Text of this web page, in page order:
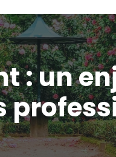
: un